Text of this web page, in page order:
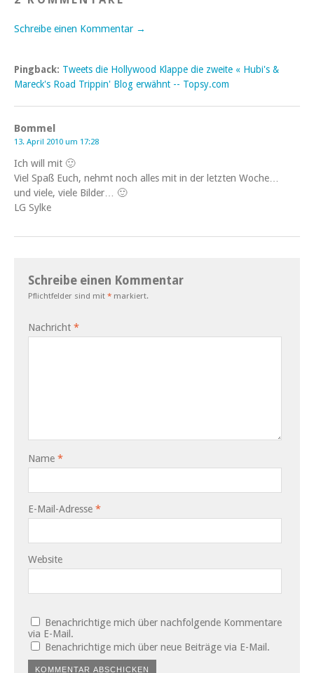
Schreibe einen Kommentar →
Pingback: Tweets die Hollywood Klappe die zweite « Hubi's &
Mareck's Road Trippin' Blog erwähnt -- Topsy.com
Bommel
13. April 2010 um 17:28
Ich will mit 🙂
Viel Spaß Euch, nehmt noch alles mit in der letzten Woche…
und viele, viele Bilder… 🙂
LG Sylke
Schreibe einen Kommentar
Pflichtfelder sind mit * markiert.
Nachricht *
Name *
E-Mail-Adresse *
Website
Benachrichtige mich über nachfolgende Kommentare
via E-Mail.
Benachrichtige mich über neue Beiträge via E-Mail.